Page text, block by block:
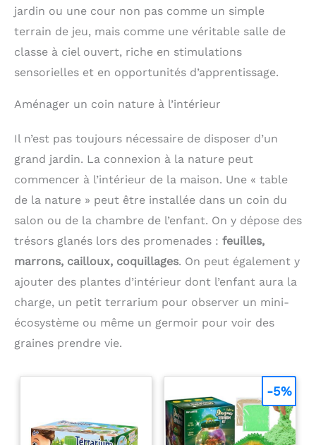
jardin ou une cour non pas comme un simple
terrain de jeu, mais comme une véritable salle de
classe à ciel ouvert, riche en stimulations
sensorielles et en opportunités d’apprentissage.
Aménager un coin nature à l’intérieur
Il n’est pas toujours nécessaire de disposer d’un
grand jardin. La connexion à la nature peut
commencer à l’intérieur de la maison. Une « table
de la nature » peut être installée dans un coin du
salon ou de la chambre de l’enfant. On y dépose des
trésors glanés lors des promenades : feuilles,
marrons, cailloux, coquillages. On peut également y
ajouter des plantes d’intérieur dont l’enfant aura la
charge, un petit terrarium pour observer un mini-
écosystème ou même un germoir pour voir des
graines prendre vie.
-5%